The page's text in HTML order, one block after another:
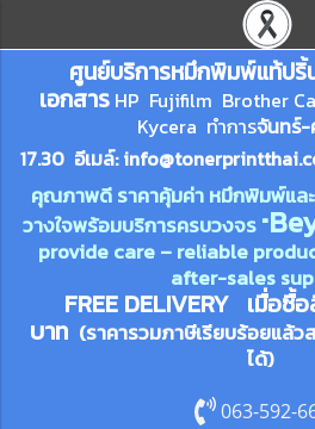
ศูนย์บริการหมึกพิมพ์แท้ปริ้
เอกสาร HP Fujifilm Brother
Kycera ทำการจันทร์
17.30 อีเมล์:info@tonerprin
คุณภาพดี ราคาคุ้มค่า หมึกพิมพ์แล
วางใจพร้อมบริการครบวงจร "
provide care – reliable
after-sales
FREE DELIVERY เมื่อซื้
บาท (ราคารวมภาษีเรียบร้อยแล้
ได้)
063-592-